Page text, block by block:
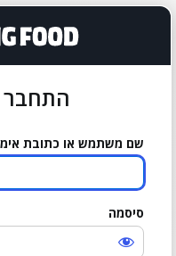
התחבר
שם משתמש או כתובת
סיסמה